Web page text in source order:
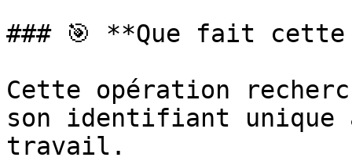
### 🎯 **Que fait
Cette opération
son identifiant unique
travail.